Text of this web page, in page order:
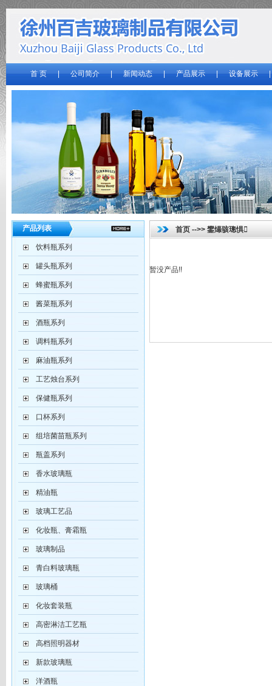
首 页 | 公司简介 | 新闻动态 | 产品展示|设备展示
产品列表
饮料瓶系列
罐头瓶系列
蜂蜜瓶系列
酱菜瓶系列
酒瓶系列
调料瓶系列
麻油瓶系列
工艺烛台系列
保健瓶系列
口杯系列
组培菌苗瓶系列
瓶盖系列
香水玻璃瓶
精油瓶
玻璃工艺品
化妆瓶、膏霜瓶
玻璃制品
青白料玻璃瓶
玻璃桶
化妆套装瓶
高密淋洁工艺瓶
高档照明器材
新款玻璃瓶
洋酒瓶
首页 -->> 鐢熶骇璁惧
暂没产品!!